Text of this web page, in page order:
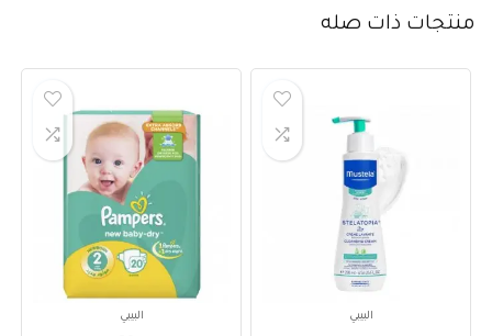
منتجات ذات صله
البيبي البيبي